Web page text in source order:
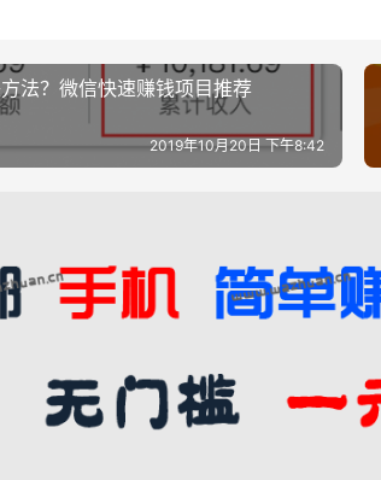
法？微信快速赚钱项目推荐
2019年10月20日 下午8:42